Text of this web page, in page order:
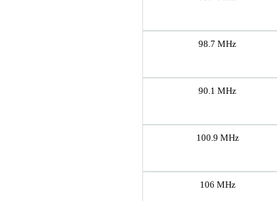
98.7 MHz
90.1 MHz
100.9 MHz
106 MHz